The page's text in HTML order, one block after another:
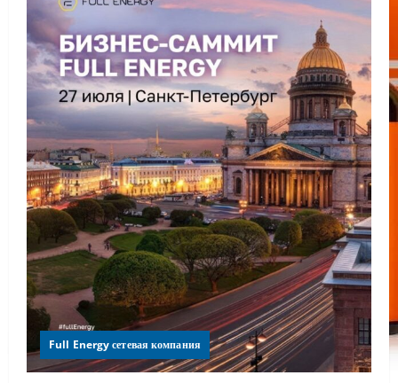
Full Energy сетевая компания